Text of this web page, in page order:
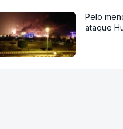
Pelo
ataque